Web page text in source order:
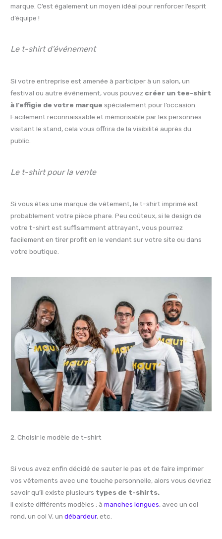
marque. C’est également un moyen idéal pour renforcer l’esprit
d’équipe !
Le t-shirt d’événement
Si votre entreprise est amenée à participer à un salon, un
festival ou autre événement, vous pouvez créer un tee-shirt
à l’effigie de votre marquespécialement pour l’occasion.
Facilement reconnaissable et mémorisable par les personnes
visitant le stand, cela vous offrira de la visibilité auprès du
public.
Le t-shirt pour la vente
Si vous êtes une marque de vêtement, le t-shirt imprimé est
probablement votre pièce phare. Peu coûteux, si le design de
votre t-shirt est suffisamment attrayant, vous pourrez
facilement en tirer profit en le vendant sur votre site ou dans
votre boutique.
2. Choisir le modèle de t-shirt
Si vous avez enfin décidé de sauter le pas et de faire imprimer
vos vêtements avec une touche personnelle, alors vous devriez
savoir qu’il existe plusieurs types de t-shirts.
Il existe différents modèles : àmanches longues, avec un col
rond, un col V, undébardeur, etc.